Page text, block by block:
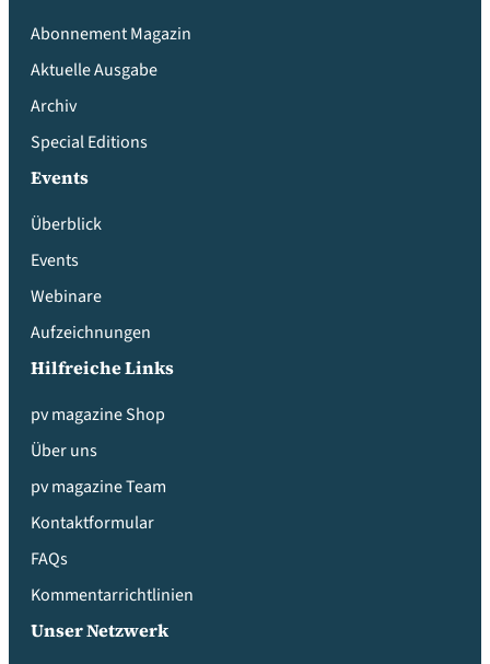
Abonnement Magazin
Aktuelle Ausgabe
Archiv
Special Editions
Events
Überblick
Events
Webinare
Aufzeichnungen
Hilfreiche Links
pv magazine Shop
Über uns
pv magazine Team
Kontaktformular
FAQs
Kommentarrichtlinien
Unser Netzwerk